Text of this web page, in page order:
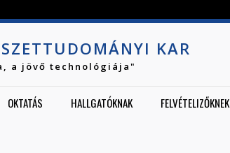
KAR
a jövő technológiája"
OKTATÁS HALLGATÓKNAK FELVÉTELIZŐKNEK